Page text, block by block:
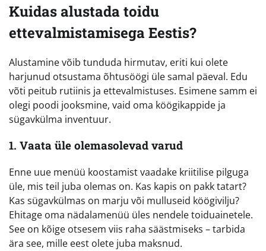
Kuidas alustada toidu
ettevalmistamisega Eestis?
Alustamine võib tunduda hirmutav, eriti kui olete
harjunud otsustama õhtusöögi üle samal päeval. Edu
võti peitub rutiinis ja ettevalmistuses. Esimene samm ei
olegi poodi jooksmine, vaid oma köögikappide ja
sügavkülma inventuur.
1. Vaata üle olemasolevad varud
Enne uue menüü koostamist vaadake kriitilise pilguga
üle, mis teil juba olemas on. Kas kapis on pakk tatart?
Kas sügavkülmas on marju või mulluseid köögivilju?
Ehitage oma nädalamenüü üles nendele toiduainetele.
See on kõige otsesem viis raha säästmiseks – tarbida
ära see, mille eest olete juba maksnud.